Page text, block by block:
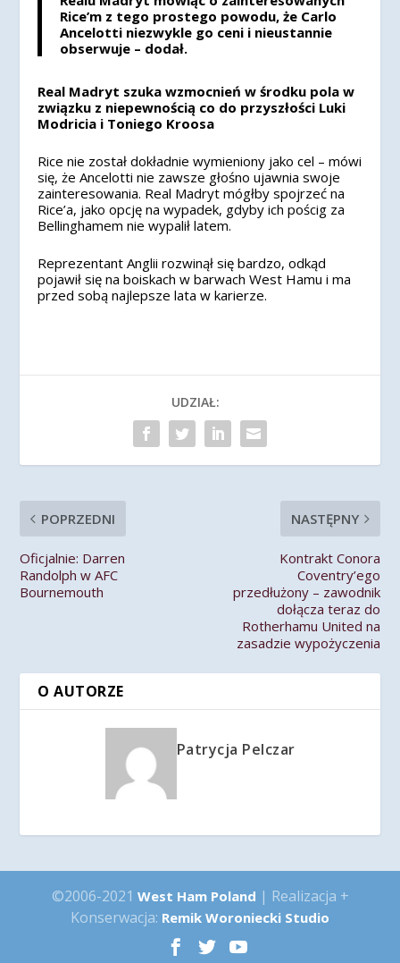
Rice’m z tego prostego powodu, że Carlo
Ancelotti niezwykle go ceni i nieustannie
obserwuje – dodał.
Real Madryt szuka wzmocnień w środku pola w
związku z niepewnością co do przyszłości Luki
Modricia i Toniego Kroosa
Rice nie został dokładnie wymieniony jako cel – mówi
się, że Ancelotti nie zawsze głośno ujawnia swoje
zainteresowania. Real Madryt mógłby spojrzeć na
Rice’a, jako opcję na wypadek, gdyby ich pościg za
Bellinghamem nie wypalił latem.
Reprezentant Anglii rozwinął się bardzo, odkąd
pojawił się na boiskach w barwach West Hamu i ma
przed sobą najlepsze lata w karierze.
UDZIAŁ:
POPRZEDNI
Oficjalnie: Darren
Randolph w AFC
Bournemouth
NASTĘPNY
Kontrakt Conora
Coventry’ego
przedłużony – zawodnik
dołącza teraz do
Rotherhamu United na
zasadzie wypożyczenia
O AUTORZE
Patrycja Pelczar
©2006-2021 West Ham Poland | Realizacja +
Konserwacja: Remik Woroniecki Studio